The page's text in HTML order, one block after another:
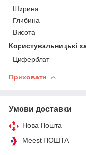
Ширина
Глибина
Висота
Користувальницькі
Циферблат
Приховати
Умови доставки
Нова Пошта
Meest ПОШТА